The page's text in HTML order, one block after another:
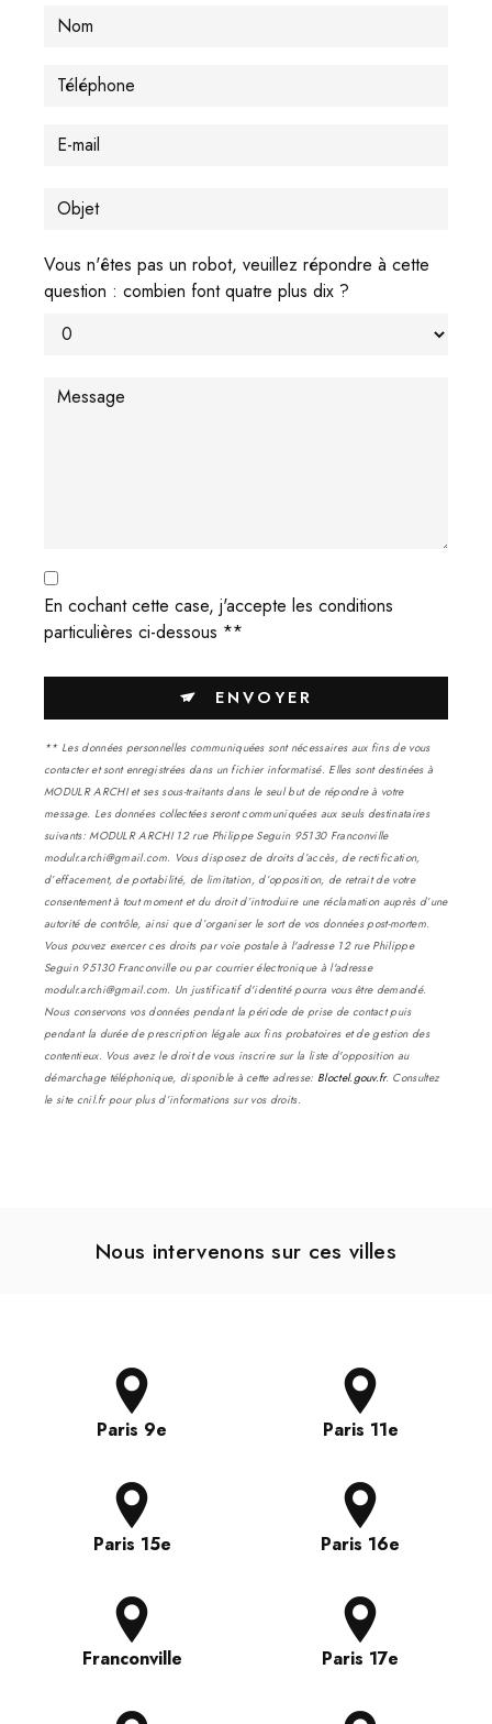
Vous n'êtes pas un robot, veuillez répondre à cette
question : combien font quatre plus dix ?
En cochant cette case, j'accepte les conditions
particulières ci-dessous **
ENVOYER
** Les données personnelles communiquées sont nécessaires aux fins de vous
contacter et sont enregistrées dans un fichier informatisé. Elles sont destinées à
MODULR ARCHI et ses sous-traitants dans le seul but de répondre à votre
message. Les données collectées seront communiquées aux seuls destinataires
suivants: MODULR ARCHI 12 rue Philippe Seguin 95130 Franconville
modulr.archi@gmail.com. Vous disposez de droits d’accès, de rectification,
d’effacement, de portabilité, de limitation, d’opposition, de retrait de votre
consentement à tout moment et du droit d’introduire une réclamation auprès d’une
autorité de contrôle, ainsi que d’organiser le sort de vos données post-mortem.
Vous pouvez exercer ces droits par voie postale à l'adresse 12 rue Philippe
Seguin 95130 Franconville ou par courrier électronique à l'adresse
modulr.archi@gmail.com. Un justificatif d'identité pourra vous être demandé.
Nous conservons vos données pendant la période de prise de contact puis
pendant la durée de prescription légale aux fins probatoires et de gestion des
contentieux. Vous avez le droit de vous inscrire sur la liste d'opposition au
démarchage téléphonique, disponible à cette adresse: Bloctel.gouv.fr. Consultez
le site cnil.fr pour plus d’informations sur vos droits.
Nous intervenons sur ces villes
Paris 9e Paris 11e
Paris 15e Paris 16e
Franconville Paris 17e